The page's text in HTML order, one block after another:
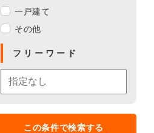
一戸建て
その他
フリーワード
この条件で検索する